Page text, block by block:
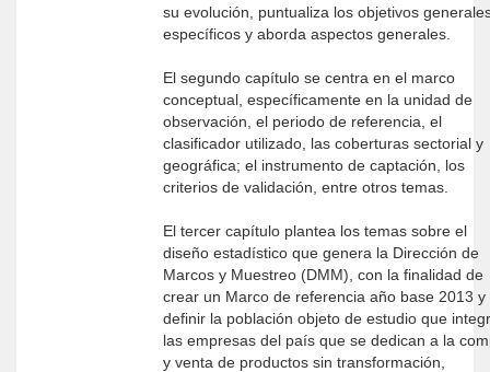
su evolución, puntualiza los objetivos
específicos y aborda aspectos generales.
El segundo capítulo se centra en el marco
conceptual, específicamente en la unidad de
observación, el periodo de referencia, el
clasificador utilizado, las coberturas sectorial y
geográfica; el instrumento de captación, los
criterios de validación, entre otros temas.
El tercer capítulo plantea los temas sobre el
diseño estadístico que genera la Dirección de
Marcos y Muestreo (DMM), con la finalidad de
crear un Marco de referencia año base 2013 y
definir la población objeto de estudio que
las empresas del país que se dedican a la
y venta de productos sin transformación,